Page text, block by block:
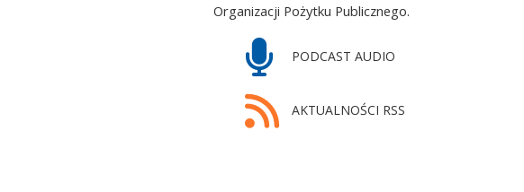
Organizacji Pożytku Publicznego.
PODCAST AUDIO
AKTUALNOŚCI RSS